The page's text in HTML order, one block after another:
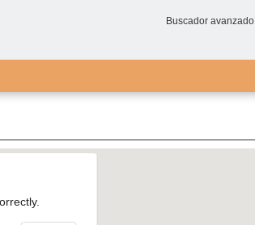
Buscador avanzado